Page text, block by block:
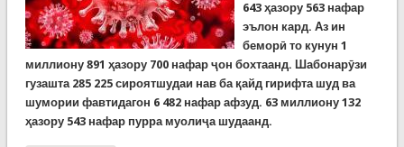
643 ҳазору 563 нафар
эълон кард. Аз ин
беморӣ то кунун 1
миллиону 891 ҳазору 700 нафар ҷон бохтаанд. Шабонарӯзи
гузашта 285 225 сироятшудаи нав ба қайд гирифта шуд ва
шумории фавтидагон 6 482 нафар афзуд. 63 миллиону 132
ҳазору 543 нафар пурра муолиҷа шудаанд.